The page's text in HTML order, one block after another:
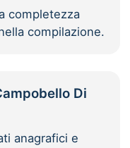
completezza
compilazione.
Di
anagrafici e